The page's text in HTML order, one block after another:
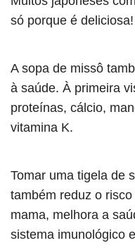
só porque é deliciosa!
A sopa de missô
à saúde. À primeira
proteínas, cálcio,
vitamina K.
Tomar uma tigela de
também reduz o
mama, melhora a
sistema imunológico